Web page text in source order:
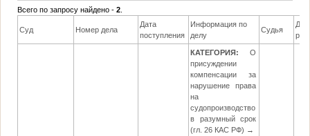
Всего по запросу найдено -2
Суд Номер дела
Дата
поступления
Информация по
делу
Судья
КАТЕГОРИЯ:
О
присуждении
компенсации за
нарушение права
на
судопроизводство
в разумный срок
(гл. 26 КАС РФ) →